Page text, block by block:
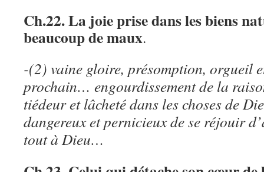
Ch.22. La joie prise dans les biens
beaucoup de maux.
-(2) vaine gloire, présomption, orgueil
prochain… engourdissement de la
tiédeur et lâcheté dans les choses de
dangereux et pernicieux de se réjouir
tout à Dieu…